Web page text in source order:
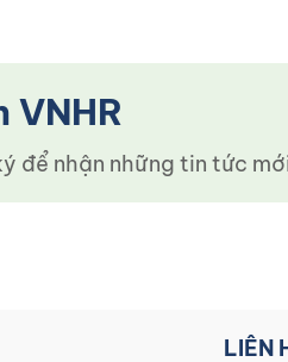
VNHR
để nhận những tin tức
LIÊN